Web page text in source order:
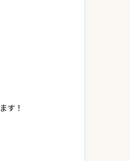
す！